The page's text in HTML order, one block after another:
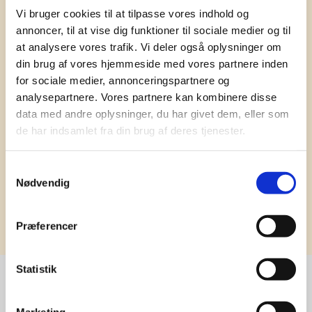
Vi bruger cookies til at tilpasse vores indhold og
annoncer, til at vise dig funktioner til sociale medier og til
at analysere vores trafik. Vi deler også oplysninger om
din brug af vores hjemmeside med vores partnere inden
for sociale medier, annonceringspartnere og
analysepartnere. Vores partnere kan kombinere disse
data med andre oplysninger, du har givet dem, eller som
de har indsamlet fra din brug af deres tjenester.
Nødvendig
Præferencer
Statistik
information om tilbud, nye varer og
andet godt
Kæmpe udvalg i klassiske og nyskabende gaveidéer
til din virksomhed. Vi kan det der med firmagaver, og
har ydet god personlig service til en
konkurrencedygtig pris siden 1991.